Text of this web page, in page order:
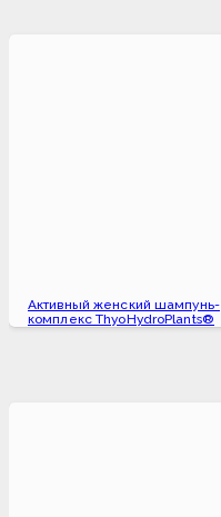
Активный женский шампунь-
комплекс ThyoHydroPlants®